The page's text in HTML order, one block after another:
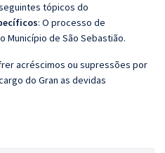
tópicos do
: O processo de
Município de São Sebastião.
acréscimos ou supressões por
do Gran as devidas